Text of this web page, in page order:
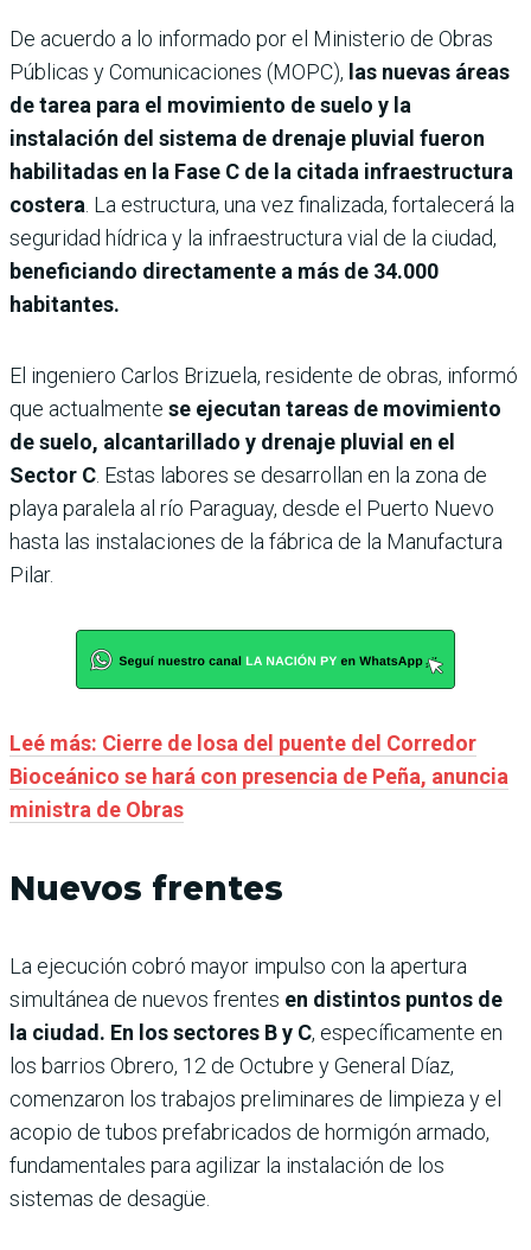
De acuerdo a lo informado por el Ministerio de Obras
Públicas y Comunicaciones (MOPC), las nuevas áreas
de tarea para el movimiento de suelo y la
instalación del sistema de drenaje pluvial fueron
habilitadas en la Fase C de la citada infraestructura
costera . La estructura, una vez finalizada, fortalecerá la
seguridad hídrica y la infraestructura vial de la ciudad,
beneficiando directamente a más de 34.000
habitantes.
El ingeniero Carlos Brizuela, residente de obras, informó
que actualmente se ejecutan tareas de movimiento
de suelo, alcantarillado y drenaje pluvial en el
Sector C . Estas labores se desarrollan en la zona de
playa paralela al río Paraguay, desde el Puerto Nuevo
hasta las instalaciones de la fábrica de la Manufactura
Pilar.
Leé más: Cierre de losa del puente del Corredor
Bioceánico se hará con presencia de Peña, anuncia
ministra de Obras
Nuevos frentes
La ejecución cobró mayor impulso con la apertura
simultánea de nuevos frentes en distintos puntos de
la ciudad. En los sectores B y C, específicamente en
los barrios Obrero, 12 de Octubre y General Díaz,
comenzaron los trabajos preliminares de limpieza y el
acopio de tubos prefabricados de hormigón armado,
fundamentales para agilizar la instalación de los
sistemas de desagüe.